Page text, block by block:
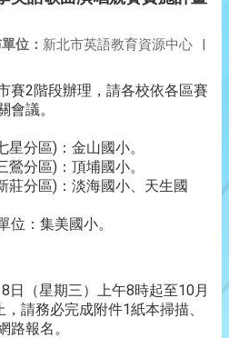
位： 新北市英語教育資源中心 |
賽2階段辦理，請各校依各區賽
會議。
分區)：金山國小。
分區)：頂埔國小。
莊分區)：淡海國小、天生國
位：集美國小。
日（星期三）上午8時起至10月
請務必完成附件1紙本掃描、
路報名。